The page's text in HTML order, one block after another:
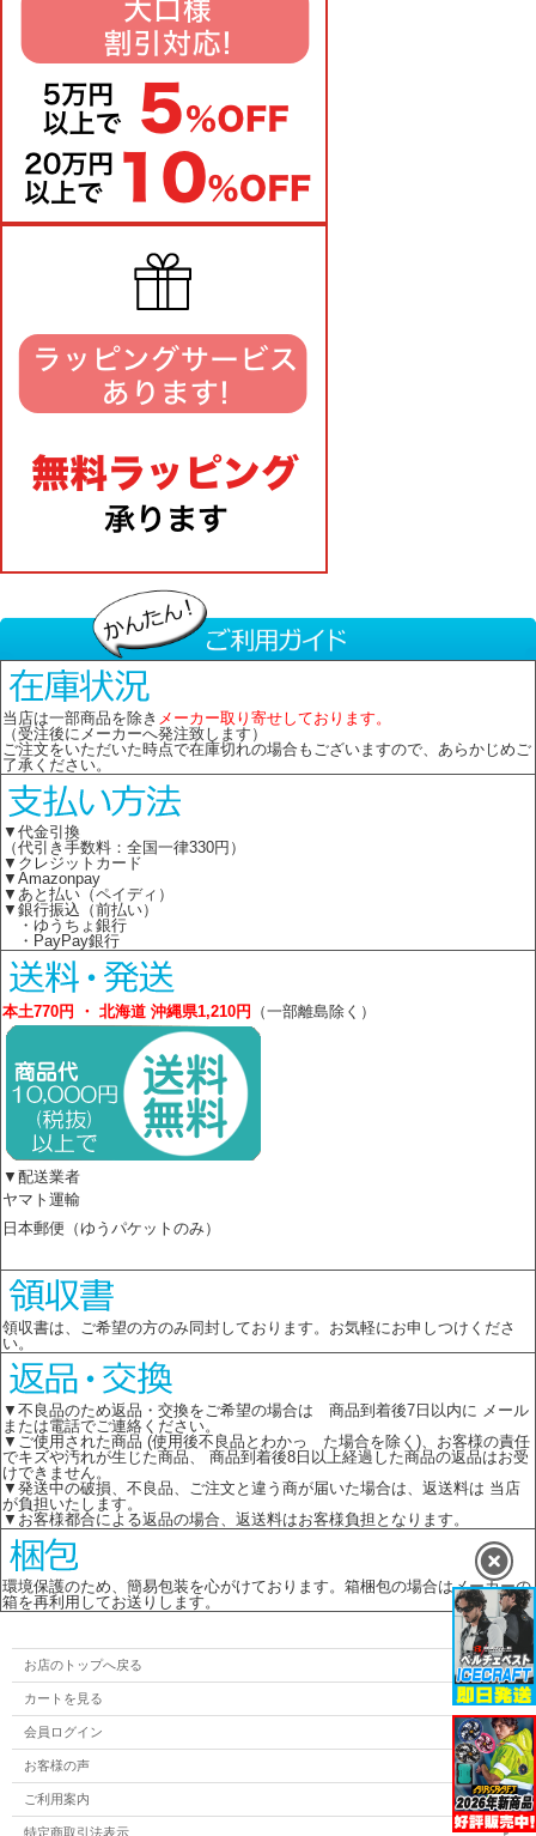
当店は一部商品を除き メーカー取り寄せしております。
（受注後にメーカーへ発注致します）
ご注文をいただいた時点で在庫切れの場合もございますので、あらかじめご
了承ください。
▼代金引換
（代引き手数料：全国一律330円）
▼クレジットカード
▼Amazonpay
▼あと払い（ペイディ）
▼銀行振込（前払い）
・ゆうちょ銀行
・PayPay銀行
本土770円 ・ 北海道 沖縄県1,210円 （一部離島除く）
▼配送業者
ヤマト運輸
日本郵便（ゆうパケットのみ）
領収書は、ご希望の方のみ同封しております。お気軽にお申しつけくださ
い。
▼不良品のため返品・交換をご希望の場合は 商品到着後7日以内に メール
または電話でご連絡ください。
▼ご使用された商品 (使用後不良品とわかっ た場合を除く)、お客様の責任
でキズや汚れが生じた商品、 商品到着後8日以上経過した商品の返品はお受
けできません。
▼発送中の破損、不良品、ご注文と違う商が届いた場合は、返送料は 当店
が負担いたします。
▼お客様都合による返品の場合、返送料はお客様負担となります。
環境保護のため、簡易包装を心がけております。箱梱包の場合はメーカーの
箱を再利用してお送りします。
お店のトップへ戻る
カートを見る
会員ログイン
お客様の声
ご利用案内
特定商取引法表示